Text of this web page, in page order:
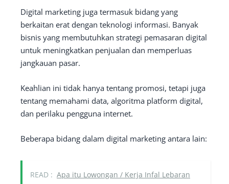
Digital marketing juga termasuk bidang yang
berkaitan erat dengan teknologi informasi. Banyak
bisnis yang membutuhkan strategi pemasaran digital
untuk meningkatkan penjualan dan memperluas
jangkauan pasar.
Keahlian ini tidak hanya tentang promosi, tetapi juga
tentang memahami data, algoritma platform digital,
dan perilaku pengguna internet.
Beberapa bidang dalam digital marketing antara lain:
READ : Apa itu Lowongan / Kerja Infal Lebaran